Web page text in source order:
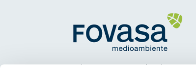
Avd.Comarques Pais Valencià, 39